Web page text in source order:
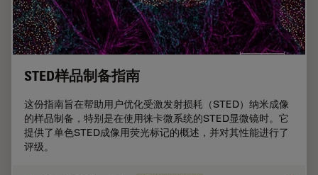
STED样品制备指南
这份指南旨在帮助用户优化受激发射损耗（STED）纳米成像
的样品制备，特别是在使用徕卡微系统的STED显微镜时。它
提供了单色STED成像用荧光标记的概述，并对其性能进行了
评级。